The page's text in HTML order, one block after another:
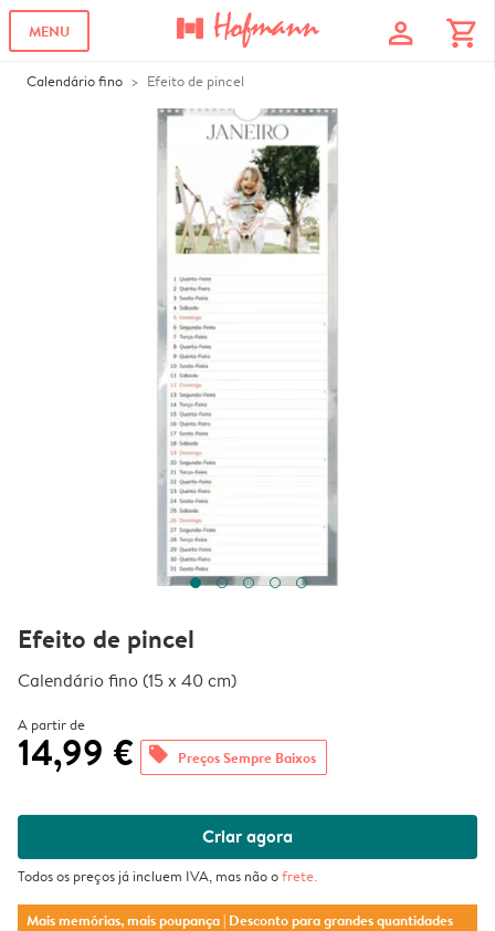
MENU profile shopping_cart
Calendário fino Efeito de pincel
Efeito de pincel
Calendário fino (15 x 40 cm)
A partir de
14,99 € offers Preços Sempre Baixos
Criar agora
Todos os preços já incluem IVA, mas não ofrete.
Mais memórias, mais poupança| Desconto para grandes quantidades